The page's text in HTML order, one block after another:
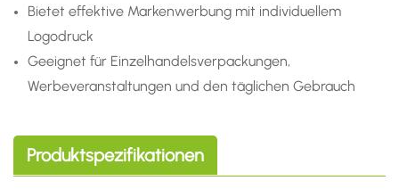
Bietet effektive Markenwerbung mit individuellem
Logodruck
Geeignet für Einzelhandelsverpackungen,
Werbeveranstaltungen und den täglichen Gebrauch
Produktspezifikationen